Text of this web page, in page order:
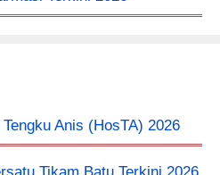
Anis (HosTA) 2026